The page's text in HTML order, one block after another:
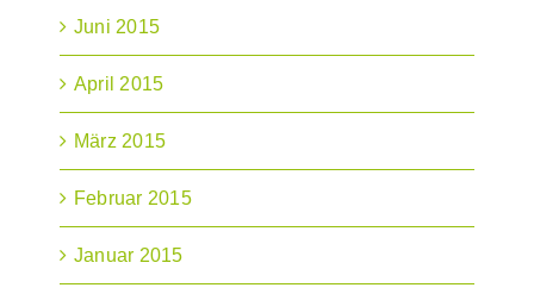
Juni 2015
April 2015
März 2015
Februar 2015
Januar 2015